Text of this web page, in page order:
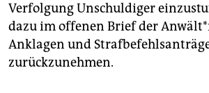
Verfolgung Unschuldiger
dazu im offenen Brief der
Anklagen und
zurückzunehmen.